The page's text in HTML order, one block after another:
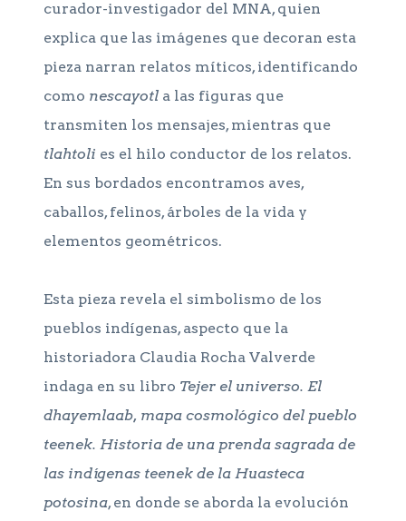
curador-investigador del MNA, quien
explica que las imágenes que decoran esta
pieza narran relatos míticos, identificando
como nescayotl a las figuras que
transmiten los mensajes, mientras que
tlahtoli es el hilo conductor de los relatos.
En sus bordados encontramos aves,
caballos, felinos, árboles de la vida y
elementos geométricos.
Esta pieza revela el simbolismo de los
pueblos indígenas, aspecto que la
historiadora Claudia Rocha Valverde
indaga en su libro Tejer el universo. El
dhayemlaab, mapa cosmológico del pueblo
teenek. Historia de una prenda sagrada de
las indígenas teenek de la Huasteca
potosina, en donde se aborda la evolución